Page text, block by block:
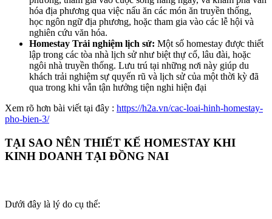
hóa địa phương qua việc nấu ăn các món ăn truyền thống,
học ngôn ngữ địa phương, hoặc tham gia vào các lễ hội và
nghiên cứu văn hóa.
Homestay Trải nghiệm lịch sử: Một số homestay được thiết
lập trong các tòa nhà lịch sử như biệt thự cổ, lâu đài, hoặc
ngôi nhà truyền thống. Lưu trú tại những nơi này giúp du
khách trải nghiệm sự quyến rũ và lịch sử của một thời kỳ đã
qua trong khi vẫn tận hưởng tiện nghi hiện đại
Xem rõ hơn bài viết tại đây : https://h2a.vn/cac-loai-hinh-homestay-
pho-bien-3/
TẠI SAO NÊN THIẾT KẾ HOMESTAY KHI
KINH DOANH TẠI ĐỒNG NAI
Dưới đây là lý do cụ thể: